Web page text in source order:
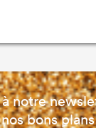
notre
nos bons plans